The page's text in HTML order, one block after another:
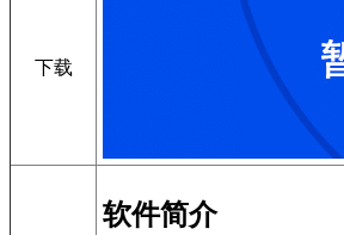
下载
软件简介